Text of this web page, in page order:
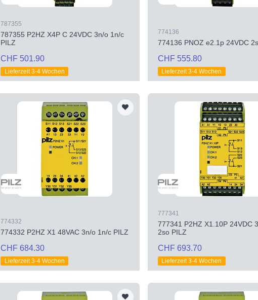
787355
787355 P2HZ X4P C 24VDC 3n/o 1n/c
PILZ
CHF 501.90
Lieferzeit 3-4 Wochen
774136
774136 PNOZ e2.1p 24VDC
CHF 555.80
Lieferzeit 3-4 Wochen
774332
774332 P2HZ X1 48VAC 3n/o 1n/c PILZ
CHF 684.30
Lieferzeit 3-4 Wochen
777341
777341 P2HZ X1.10P 24VDC
2so PILZ
CHF 693.70
Lieferzeit 3-4 Wochen